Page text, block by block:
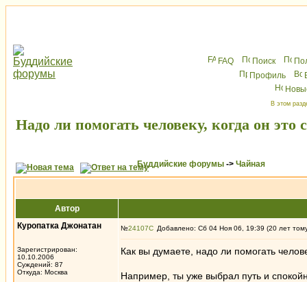
FAQ Поиск
Профиль
В этом
Надо ли помогать человеку, когда он это
Буддийские форумы -> Чайная
Автор
Куропатка Джонатан
Зарегистрирован:
10.10.2006
Суждений: 87
Откуда: Москва
№24107 Добавлено: Сб 04 Ноя 06, 19:39 (20 лет
Как вы думаете, надо ли помогать
Например, ты уже выбрал путь и